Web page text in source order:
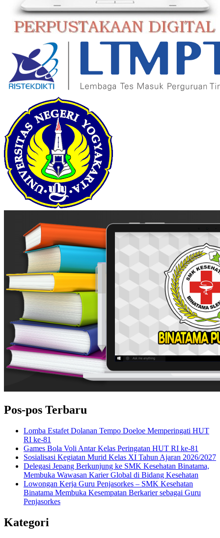
Pos-pos Terbaru
Lomba Estafet Dolanan Tempo Doeloe Memperingati HUT
RI ke-81
Games Bola Voli Antar Kelas Peringatan HUT RI ke-81
Sosialisasi Kegiatan Murid Kelas XI Tahun Ajaran 2026/2027
Delegasi Jepang Berkunjung ke SMK Kesehatan Binatama,
Membuka Wawasan Karier Global di Bidang Kesehatan
Lowongan Kerja Guru Penjasorkes – SMK Kesehatan
Binatama Membuka Kesempatan Berkarier sebagai Guru
Penjasorkes
Kategori